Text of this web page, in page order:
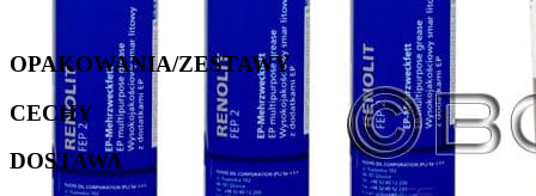
OPAKOWANIA/ZESTAWY
CECHY
DOSTAWA